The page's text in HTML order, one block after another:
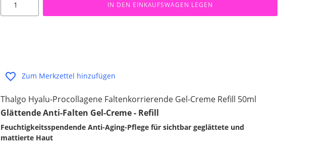
IN DEN EINKAUFSWAGEN LEGEN
Zum Merkzettel hinzufügen
Thalgo Hyalu-Procollagene Faltenkorrierende Gel-Creme Refill 50ml
Glättende Anti-Falten Gel-Creme - Refill
Feuchtigkeitsspendende Anti-Aging-Pflege für sichtbar geglättete und
mattierte Haut